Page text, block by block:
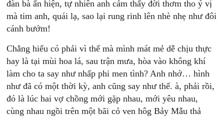
đàn bà ẩn hiện, tự nhiên anh cảm thấy đời thơm tho ý vị
mà tim anh, quái lạ, sao lại rung rinh lên nhè nhẹ như đôi
cánh bướm!
Chẳng hiểu có phải vì thế mà mình mát mẻ dễ chịu thực
hay là tại mùi hoa lá, sau trận mưa, hòa vào không khí
làm cho ta say như nhấp phi men tình? Anh nhớ… hình
như đã có một thời kỳ, anh cũng say như thế. à, phải rồi,
đó là lúc hai vợ chồng mới gặp nhau, mới yêu nhau,
cùng nhau ngồi trên một bãi cỏ ven hôg Bảy Mẫu thả